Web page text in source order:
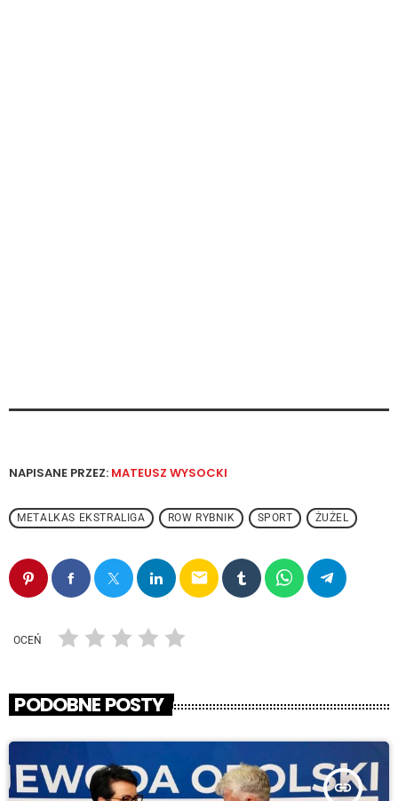
NAPISANE PRZEZ: MATEUSZ WYSOCKI
METALKAS EKSTRALIGA ROW RYBNIK SPORT ŻUŻEL
email
OCEŃ
PODOBNE POSTY
insert_link